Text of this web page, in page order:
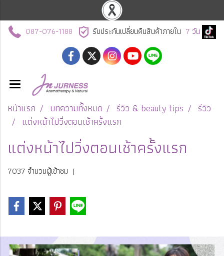
087-076-1188 รับประกันเปลี่ยนคืนสินค้าภายใน 7 วัน
หน้าแรก บทความทั้งหมด รีวิว & beauty tips
รีวิว
แต่งหน้าไปวิ่งตอนเช้าครั้งแรก
แต่งหน้าไปวิ่งตอนเช้าครั้งแรก
7037 จำนวนผู้เข้าชม |